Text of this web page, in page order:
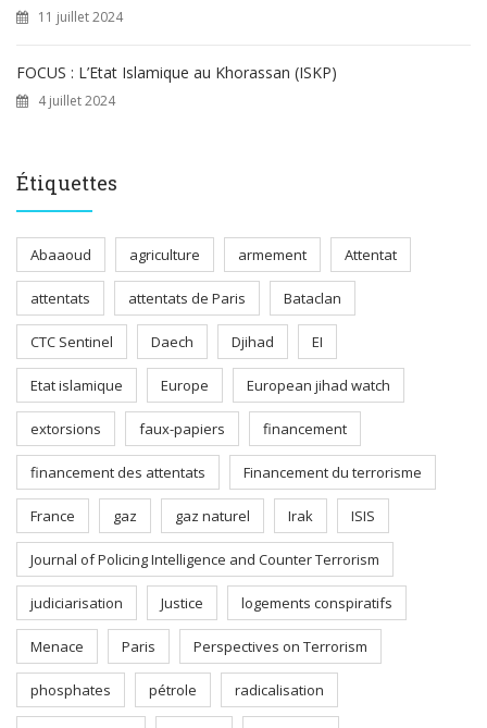
11 juillet 2024
FOCUS : L’Etat Islamique au Khorassan (ISKP)
4 juillet 2024
Étiquettes
Abaaoud agriculture armement Attentat
attentats attentats de Paris Bataclan
CTC Sentinel Daech Djihad EI
Etat islamique Europe European jihad watch
extorsions faux-papiers financement
financement des attentats Financement du terrorisme
France gaz gaz naturel Irak ISIS
Journal of Policing Intelligence and Counter Terrorism
judiciarisation Justice logements conspiratifs
Menace Paris Perspectives on Terrorism
phosphates pétrole radicalisation